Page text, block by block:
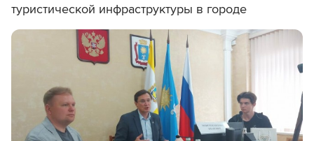
туристической инфраструктуры в городе